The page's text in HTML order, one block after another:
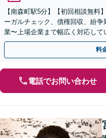
【南森町駅5分】【初回相談無料
ーガルチェック、債権回収、紛
業〜上場企業まで幅広く対応し
中を後押しできるよう尽力いたし
料
電話でお問い合わせ